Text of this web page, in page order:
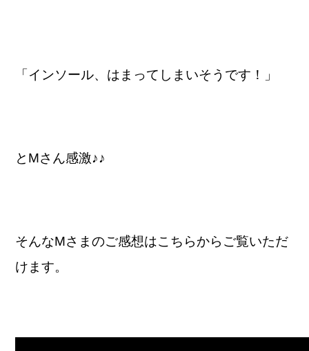
「インソール、はまってしまいそうです！」
とMさん感激♪♪
そんなMさまのご感想はこちらからご覧いただ
けます。